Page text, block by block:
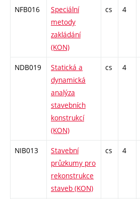
NFB016
Speciální
metody
zakládání
(KON)
cs 4
NDB019
Statická a
dynamická
analýza
stavebních
konstrukcí
(KON)
cs 4
NIB013
Stavební
průzkumy pro
rekonstrukce
staveb (KON)
cs 4